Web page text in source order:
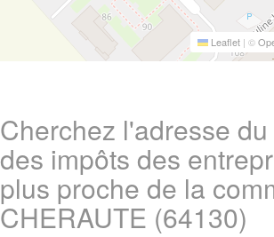
Leaflet | ©
Cherchez l'adresse
des impôts des
plus proche de la
CHERAUTE (64130)